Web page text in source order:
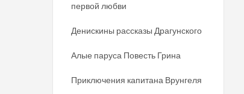
первой любви
Денискины рассказы Драгунского
Алые паруса Повесть Грина
Приключения капитана Врунгеля